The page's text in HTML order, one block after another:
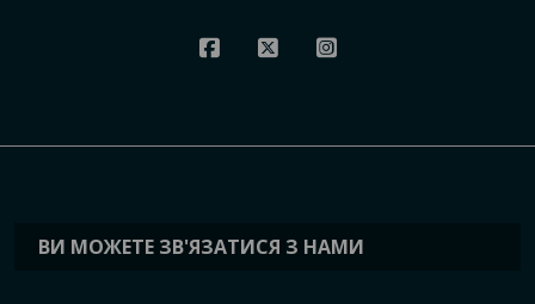
ВИ МОЖЕТЕ ЗВ'ЯЗАТИСЯ З НАМИ